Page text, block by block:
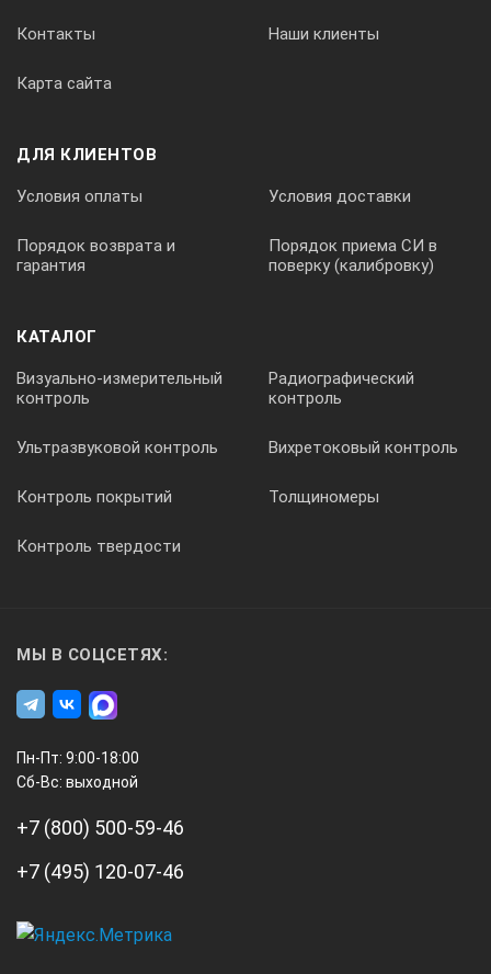
Контакты Наши клиенты
Карта сайта
ДЛЯ КЛИЕНТОВ
Условия оплаты Условия доставки
Порядок возврата и
гарантия
Порядок приема СИ в
поверку (калибровку)
КАТАЛОГ
Визуально-измерительный
контроль
Радиографический
контроль
Ультразвуковой контроль Вихретоковый контроль
Контроль покрытий Толщиномеры
Контроль твердости
МЫ В СОЦСЕТЯХ:
Пн-Пт: 9:00-18:00
Сб-Вс: выходной
+7 (800) 500-59-46
+7 (495) 120-07-46